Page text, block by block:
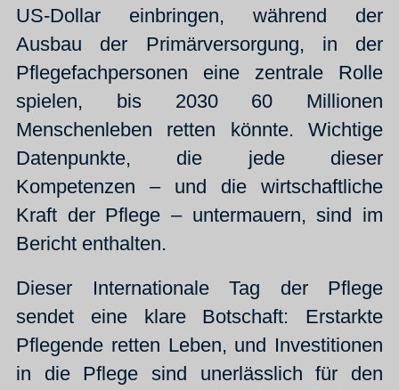
US-Dollar einbringen, während der
Ausbau der Primärversorgung, in der
Pflegefachpersonen eine zentrale Rolle
spielen, bis 2030 60 Millionen
Menschenleben retten könnte. Wichtige
Datenpunkte, die jede dieser
Kompetenzen – und die wirtschaftliche
Kraft der Pflege – untermauern, sind im
Bericht enthalten.
Dieser Internationale Tag der Pflege
sendet eine klare Botschaft: Erstarkte
Pflegende retten Leben, und Investitionen
in die Pflege sind unerlässlich für den